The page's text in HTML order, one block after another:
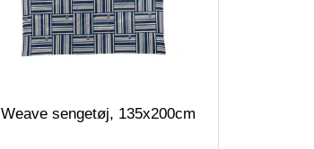
Weave sengetøj, 135x200cm